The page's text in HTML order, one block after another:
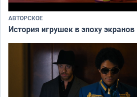
АВТОРСКОЕ
История игрушек в эпоху экранов